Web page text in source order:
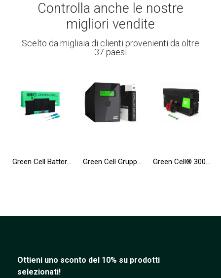
Controlla anche le nostre
migliori vendite
Scelto da migliaia di clienti provenienti da oltre
37 paesi
Green Cell Batteria A1496 A1405 A1377 per Apple MacBook Air 13 A1466 A1369 (2010, 2011, 2012, 2013, 2014, 2015, 2017) Green Cell Gruppo di continuità UPS 600VA 360W con display LCD + Nuova App Green Cell® 3000W/6000W Invertitore Onda Pura DC 24V AC 230V Convertitore di tensione
Ottieni uno sconto del 10% su prodotti
selezionati!